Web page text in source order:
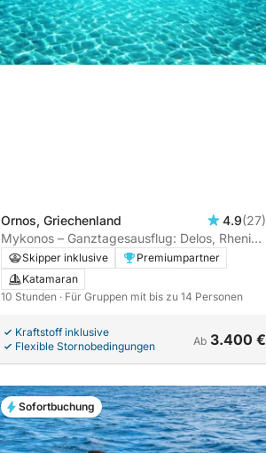
Ornos, Griechenland 4.9(27)
Mykonos – Ganztagesausflug: Delos, Rhenia
& Strandhopping
Skipper inklusive
Premiumpartner
Katamaran
10 Stunden · Für Gruppen mit bis zu 14 Personen
Kraftstoff inklusive
Flexible Stornobedingungen
Ab 3.400 €
Sofortbuchung